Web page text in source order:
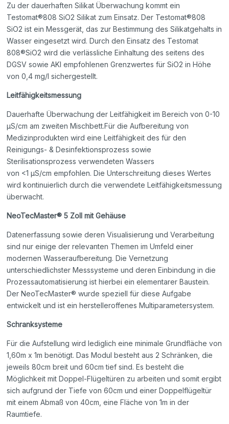
Zu der dauerhaften Silikat Überwachung kommt ein
Testomat®808 SiO2 Silikat zum Einsatz. Der Testomat®808
SiO2 ist ein Messgerät, das zur Bestimmung des Silikatgehalts in
Wasser eingesetzt wird. Durch den Einsatz des Testomat
808®SiO2 wird die verlässliche Einhaltung des seitens des
DGSV sowie AKI empfohlenen Grenzwertes für SiO2 in Höhe
von 0,4 mg/l sichergestellt.
Leitfähigkeitsmessung
Dauerhafte Überwachung der Leitfähigkeit im Bereich von 0-10
μS/cm am zweiten Mischbett.Für die Aufbereitung von
Medizinprodukten wird eine Leitfähigkeit des für den
Reinigungs- & Desinfektionsprozess sowie
Sterilisationsprozess verwendeten Wassers
von <1 µS/cm empfohlen. Die Unterschreitung dieses Wertes
wird kontinuierlich durch die verwendete Leitfähigkeitsmessung
überwacht.
NeoTecMaster® 5 Zoll mit Gehäuse
Datenerfassung sowie deren Visualisierung und Verarbeitung
sind nur einige der relevanten Themen im Umfeld einer
modernen Wasseraufbereitung. Die Vernetzung
unterschiedlichster Messsysteme und deren Einbindung in die
Prozessautomatisierung ist hierbei ein elementarer Baustein.
Der NeoTecMaster® wurde speziell für diese Aufgabe
entwickelt und ist ein herstelleroffenes Multiparametersystem.
Schranksysteme
Für die Aufstellung wird lediglich eine minimale Grundfläche von
1,60m x 1m benötigt. Das Modul besteht aus 2 Schränken, die
jeweils 80cm breit und 60cm tief sind. Es besteht die
Möglichkeit mit Doppel-Flügeltüren zu arbeiten und somit ergibt
sich aufgrund der Tiefe von 60cm und einer Doppelflügeltür
mit einem Abmaß von 40cm, eine Fläche von 1m in der
Raumtiefe.